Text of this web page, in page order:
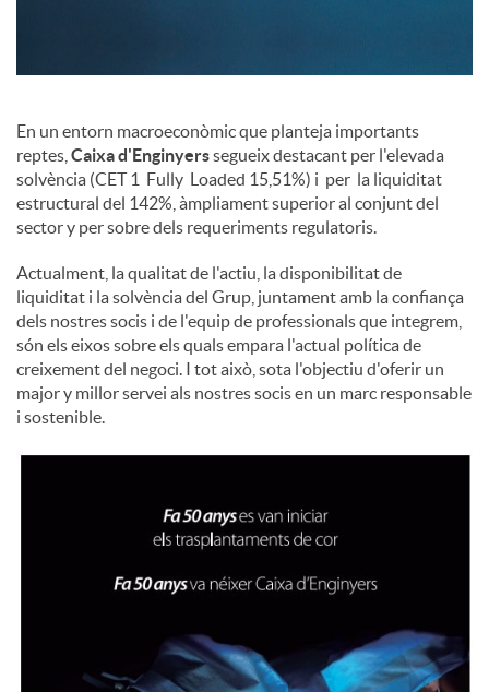
En un entorn macroeconòmic que planteja importants
reptes, Caixa d'Enginyerssegueix destacant per l'elevada
solvència (CET 1 Fully Loaded 15,51%) i per la liquiditat
estructural del 142%, àmpliament superior al conjunt del
sector y per sobre dels requeriments regulatoris.
Actualment, la qualitat de l'actiu, la disponibilitat de
liquiditat i la solvència del Grup, juntament amb la confiança
dels nostres socis i de l'equip de professionals que integrem,
són els eixos sobre els quals empara l'actual política de
creixement del negoci. I tot això, sota l'objectiu d'oferir un
major y millor servei als nostres socis en un marc responsable
i sostenible.